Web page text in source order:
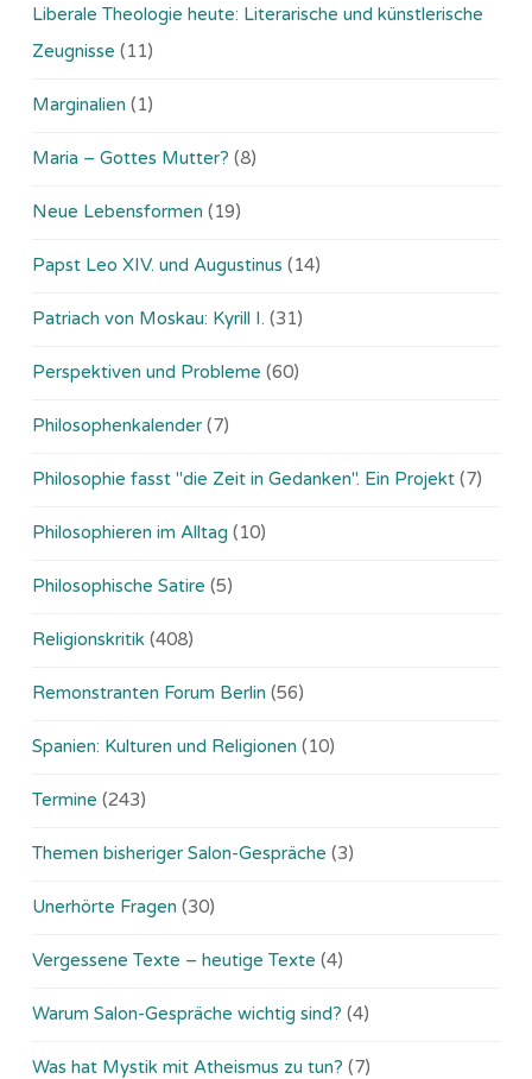
Liberale Theologie heute: Literarische und künstlerische
Zeugnisse (11)
Marginalien (1)
Maria – Gottes Mutter? (8)
Neue Lebensformen (19)
Papst Leo XIV. und Augustinus (14)
Patriach von Moskau: Kyrill I. (31)
Perspektiven und Probleme (60)
Philosophenkalender (7)
Philosophie fasst "die Zeit in Gedanken". Ein Projekt (7)
Philosophieren im Alltag (10)
Philosophische Satire (5)
Religionskritik (408)
Remonstranten Forum Berlin (56)
Spanien: Kulturen und Religionen (10)
Termine (243)
Themen bisheriger Salon-Gespräche (3)
Unerhörte Fragen (30)
Vergessene Texte – heutige Texte (4)
Warum Salon-Gespräche wichtig sind? (4)
Was hat Mystik mit Atheismus zu tun? (7)